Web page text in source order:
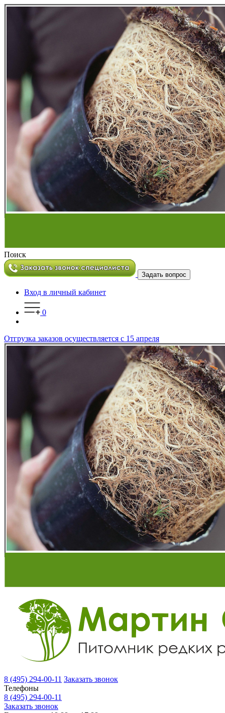
Поиск
Задать вопрос
Вход в личный кабинет
0
Отгрузка заказов осуществляется с 15 апреля
8 (495) 294-00-11 Заказать звонок
Телефоны
8 (495) 294-00-11
Заказать звонок